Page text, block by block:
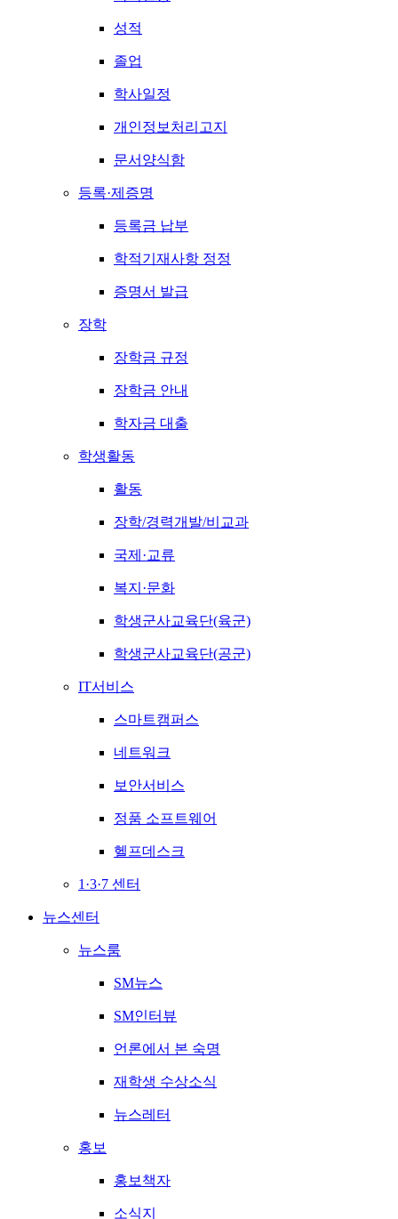
성적
졸업
학사일정
개인정보처리고지
문서양식함
등록·제증명
등록금 납부
학적기재사항 정정
증명서 발급
장학
장학금 규정
장학금 안내
학자금 대출
학생활동
활동
장학/경력개발/비교과
국제·교류
복지·문화
학생군사교육단(육군)
학생군사교육단(공군)
IT서비스
스마트캠퍼스
네트워크
보안서비스
정품 소프트웨어
헬프데스크
1·3·7 센터
뉴스센터
뉴스룸
SM뉴스
SM인터뷰
언론에서 본 숙명
재학생 수상소식
뉴스레터
홍보
홍보책자
소식지